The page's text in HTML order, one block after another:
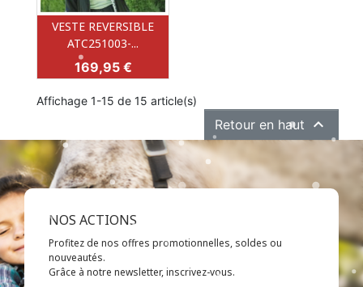
VESTE REVERSIBLE
ATC251003-...
Prix
169,95 €
Affichage 1-15 de 15 article(s)
Retour en haut 
NOS ACTIONS
Profitez de nos offres promotionnelles, soldes ou
nouveautés.
Grâce à notre newsletter, inscrivez-vous.